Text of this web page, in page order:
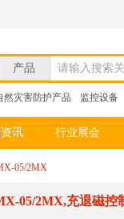
产品 请输入搜索
然灾害防护产品 监控设备
讯 行业展会
05/2MX
05/2MX,充退磁控